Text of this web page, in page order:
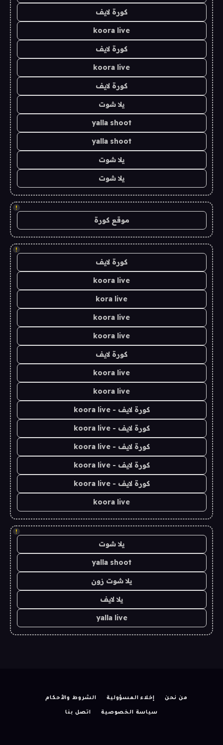
كورة لايف
koora live
كورة لايف
koora live
كورة لايف
يلا شوت
yalla shoot
yalla shoot
يلا شوت
يلا شوت
!
موقع كورة
!
كورة لايف
koora live
kora live
koora live
koora live
كورة لايف
koora live
koora live
كورة لايف - koora live
كورة لايف - koora live
كورة لايف - koora live
كورة لايف - koora live
كورة لايف - koora live
koora live
!
يلا شوت
yalla shoot
يلا شوت زون
يلا لايف
yalla live
من نحن إخلاء المسؤولية الشروط والأحكام
سياسة الخصوصية اتصل بنا